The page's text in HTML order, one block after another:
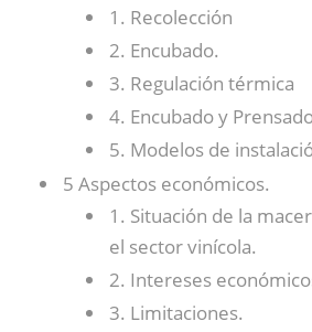
1. Recolección
2. Encubado.
3. Regulación térmica
4. Encubado y
5. Modelos de
5 Aspectos económicos.
1. Situación de la
el sector vinícola.
2. Intereses
3. Limitaciones.